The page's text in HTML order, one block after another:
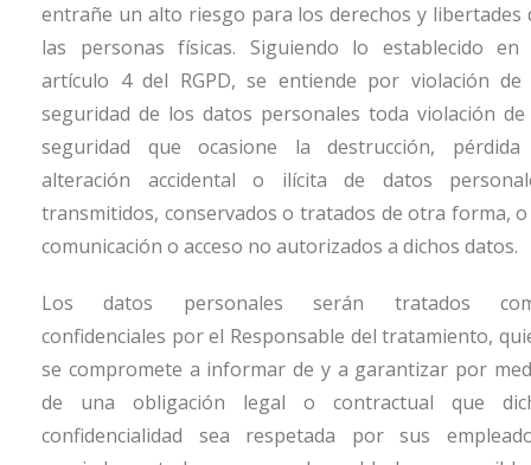
entrañe un alto riesgo para los derechos y libertades
las personas físicas. Siguiendo lo establecido en
artículo 4 del RGPD, se entiende por violación de
seguridad de los datos personales toda violación
seguridad que ocasione la destrucción,
alteración accidental o ilícita de datos
transmitidos, conservados o tratados de otra forma,
comunicación o acceso no autorizados a dichos datos.
Los datos personales serán tratados
confidenciales por el Responsable del tratamiento,
se compromete a informar de y a garantizar por
de una obligación legal o contractual que
confidencialidad sea respetada por sus